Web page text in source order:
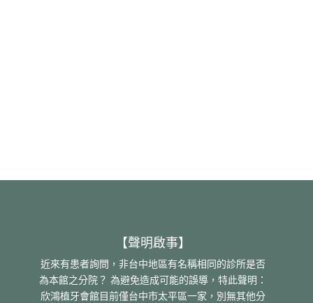
【聲明啟事】
近來有患者詢問，非台中地區有名稱相同的診所是否
為本館之分院？ 為避免造成可能的誤導，特此聲明：
欣鴻植牙會館目前僅台中市太平區一家，別無其他分